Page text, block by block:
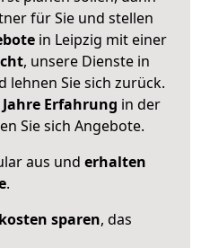
für Sie und stellen
in Leipzig mit einer
, unsere Dienste in
lehnen Sie sich zurück.
Erfahrung in der
Sie sich Angebote.
aus und erhalten
.
sparen, das